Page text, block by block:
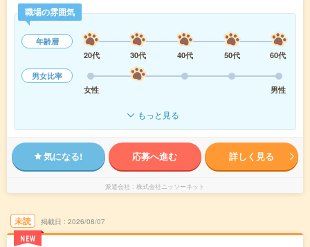
職場の雰囲気
年齢層
20代
30代 40代 50代
60代
男女比率
女性
男性
もっと見る
気になる! 応募へ進む 詳しく見る
派遣会社 株式会社ニッソーネット
未読
NEW
掲載日 2026/08/07